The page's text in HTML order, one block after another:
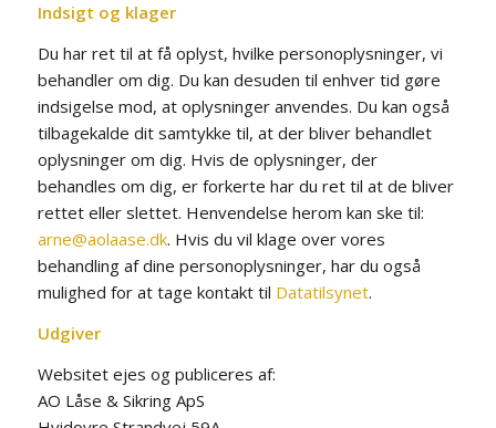
Indsigt og klager
Du har ret til at få oplyst, hvilke personoplysninger, vi
behandler om dig. Du kan desuden til enhver tid gøre
indsigelse mod, at oplysninger anvendes. Du kan også
tilbagekalde dit samtykke til, at der bliver behandlet
oplysninger om dig. Hvis de oplysninger, der
behandles om dig, er forkerte har du ret til at de bliver
rettet eller slettet. Henvendelse herom kan ske til:
arne@aolaase.dk. Hvis du vil klage over vores
behandling af dine personoplysninger, har du også
mulighed for at tage kontakt til Datatilsynet.
Udgiver
Websitet ejes og publiceres af:
AO Låse & Sikring ApS